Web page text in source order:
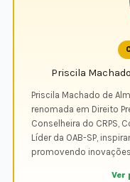
Priscila
Priscila Machado de
renomada em Direito
Conselheira do CRPS,
Líder da OAB-SP,
promovendo
Ver